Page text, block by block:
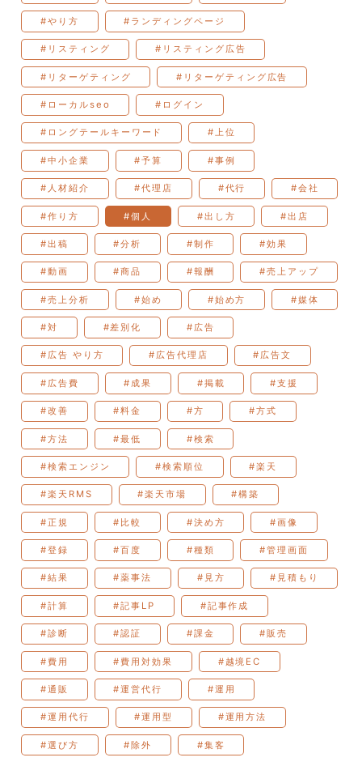
#やり方 #ランディングページ
#リスティング #リスティング広告
#リターゲティング #リターゲティング広告
#ローカルseo #ログイン
#ロングテールキーワード #上位
#中小企業 #予算 #事例
#人材紹介 #代理店 #代行 #会社
#作り方 #個人 #出し方 #出店
#出稿 #分析 #制作 #効果
#動画 #商品 #報酬 #売上アップ
#売上分析 #始め #始め方 #媒体
#対 #差別化 #広告
#広告 やり方 #広告代理店 #広告文
#広告費 #成果 #掲載 #支援
#改善 #料金 #方 #方式
#方法 #最低 #検索
#検索エンジン #検索順位 #楽天
#楽天RMS #楽天市場 #構築
#正規 #比較 #決め方 #画像
#登録 #百度 #種類 #管理画面
#結果 #薬事法 #見方 #見積もり
#計算 #記事LP #記事作成
#診断 #認証 #課金 #販売
#費用 #費用対効果 #越境EC
#通販 #運営代行 #運用
#運用代行 #運用型 #運用方法
#選び方 #除外 #集客